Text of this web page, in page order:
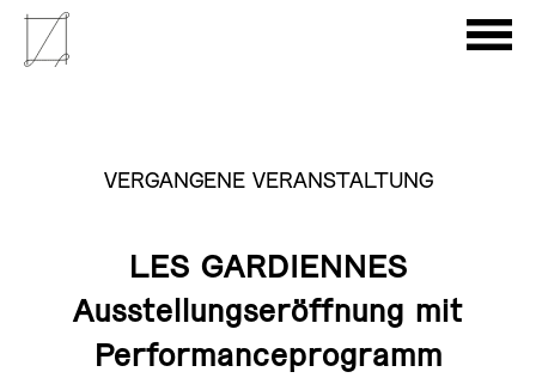
VERGANGENE VERANSTALTUNG
LES GARDIENNES
Ausstellungseröffnung mit
Performanceprogramm